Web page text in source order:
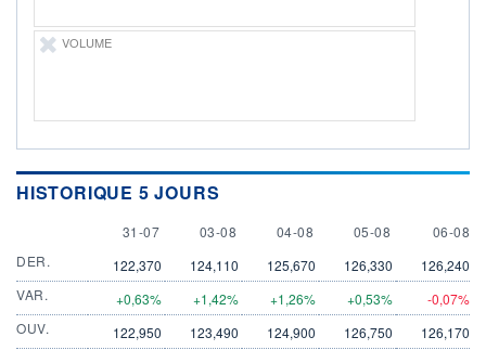
VOLUME
HISTORIQUE 5 JOURS
31 JULY
31-07 3 AUGUST
03-08 4 AUGUST
04-08 5 AUGUST
05-08 6
06-08
DER.
122,370 124,110 125,670 126,330
126,240
VAR.
+0,63% +1,42% +1,26% +0,53%
-0,07%
OUV.
122,950 123,490 124,900 126,750
126,170